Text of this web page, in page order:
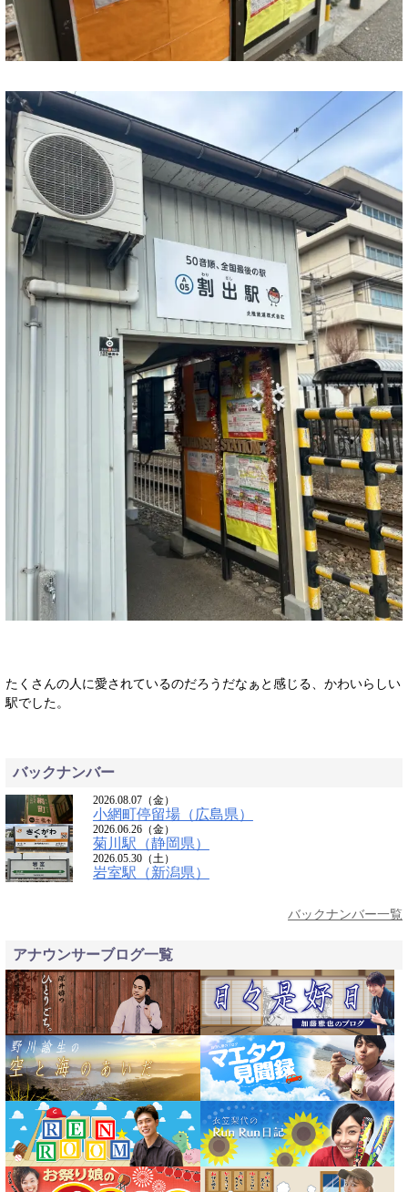
たくさんの人に愛されているのだろうだなぁと感じる、かわいらしい
駅でした。
バックナンバー
2026.08.07（金）
小網町停留場（広島県）
2026.06.26（金）
菊川駅（静岡県）
2026.05.30（土）
岩室駅（新潟県）
バックナンバー一覧
アナウンサーブログ一覧